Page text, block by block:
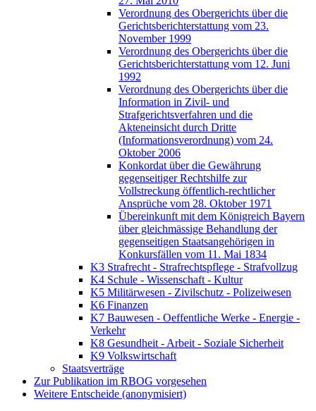
Verordnung des Obergerichts über die
Gerichtsberichterstattung vom 23.
November 1999
Verordnung des Obergerichts über die
Gerichtsberichterstattung vom 12. Juni
1992
Verordnung des Obergerichts über die
Information in Zivil- und
Strafgerichtsverfahren und die
Akteneinsicht durch Dritte
(Informationsverordnung) vom 24.
Oktober 2006
Konkordat über die Gewährung
gegenseitiger Rechtshilfe zur
Vollstreckung öffentlich-rechtlicher
Ansprüche vom 28. Oktober 1971
Übereinkunft mit dem Königreich Bayern
über gleichmässige Behandlung der
gegenseitigen Staatsangehörigen in
Konkursfällen vom 11. Mai 1834
K3 Strafrecht - Strafrechtspflege - Strafvollzug
K4 Schule - Wissenschaft - Kultur
K5 Militärwesen - Zivilschutz - Polizeiwesen
K6 Finanzen
K7 Bauwesen - Oeffentliche Werke - Energie -
Verkehr
K8 Gesundheit - Arbeit - Soziale Sicherheit
K9 Volkswirtschaft
Staatsverträge
Zur Publikation im RBOG vorgesehen
Weitere Entscheide (anonymisiert)